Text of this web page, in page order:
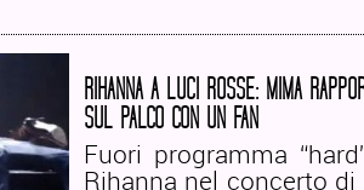
RIHANNA A LUCI ROSSE: MIMA
SUL PALCO CON UN FAN
Fuori programma
Rihanna nel concerto